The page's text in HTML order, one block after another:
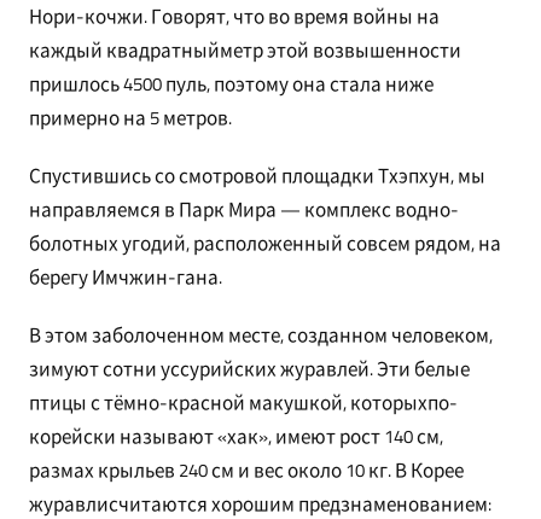
Нори-кочжи. Говорят, что во время войны на
каждый квадратныйметр этой возвышенности
пришлось 4500 пуль, поэтому она стала ниже
примерно на 5 метров.
Спустившись со смотровой площадки Тхэпхун, мы
направляемся в Парк Мира — комплекс водно-
болотных угодий, расположенный совсем рядом, на
берегу Имчжин-гана.
В этом заболоченном месте, созданном человеком,
зимуют сотни уссурийских журавлей. Эти белые
птицы с тёмно-красной макушкой, которыхпо-
корейски называют «хак», имеют рост 140 см,
размах крыльев 240 см и вес около 10 кг. В Корее
журавлисчитаются хорошим предзнаменованием: